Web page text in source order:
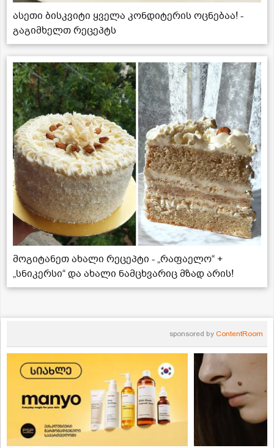
ასეთი ბისკვიტი ყველა კონდიტერის ოცნებაა! -
გაგიმხელთ რეცეპტს
მოგიტანეთ ახალი რეცეპტი - „რაფაელო“ +
„სნიკერსი“ და ახალი ნამცხვარიც მზად არის!
sponsored by ContentRoom